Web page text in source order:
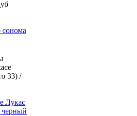
сонома
Лукас
черный